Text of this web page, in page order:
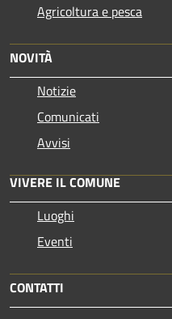
Agricoltura e pesca
NOVITÀ
Notizie
Comunicati
Avvisi
VIVERE IL COMUNE
Luoghi
Eventi
CONTATTI